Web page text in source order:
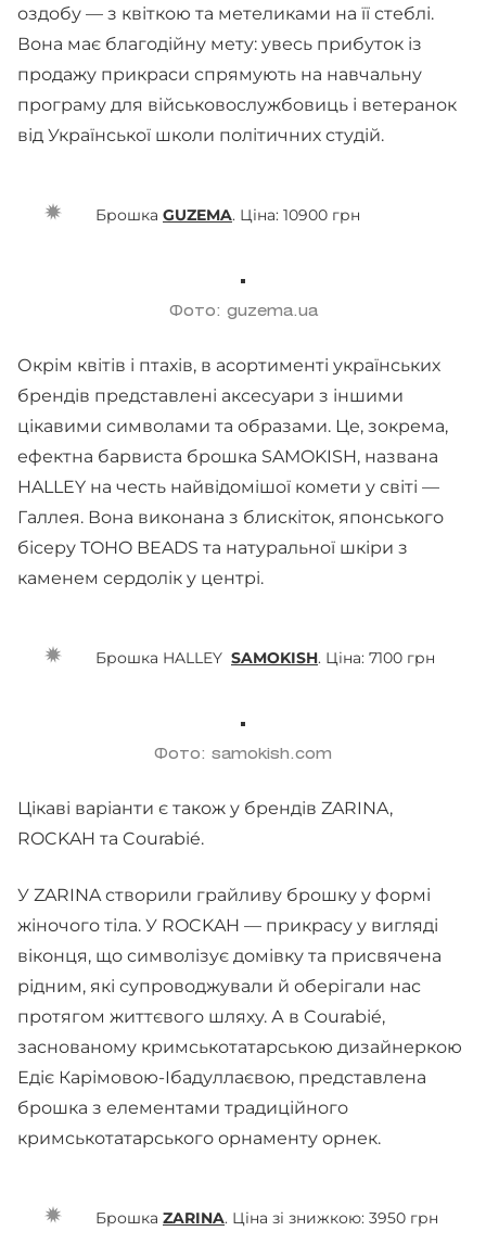
оздобу — з квіткою та метеликами на її стеблі.
Вона має благодійну мету: увесь прибуток із
продажу прикраси спрямують на навчальну
програму для військовослужбовиць і ветеранок
від Української школи політичних студій.
Брошка GUZEMA. Ціна: 10900 грн
Фото: guzema.ua
Окрім квітів і птахів, в асортименті українських
брендів представлені аксесуари з іншими
цікавими символами та образами. Це, зокрема,
ефектна барвиста брошка SAMOKISH, названа
HALLEY на честь найвідомішої комети у світі —
Галлея. Вона виконана з блискіток, японського
бісеру TOHO BEADS та натуральної шкіри з
каменем сердолік у центрі.
Брошка HALLEY SAMOKISH. Ціна: 7100 грн
Фото: samokish.com
Цікаві варіанти є також у брендів ZARINA,
ROCKAH та Courabié.
У ZARINA створили грайливу брошку у формі
жіночого тіла. У ROCKAH — прикрасу у вигляді
віконця, що символізує домівку та присвячена
рідним, які супроводжували й оберігали нас
протягом життєвого шляху. А в Courabié,
заснованому кримськотатарською дизайнеркою
Едіє Карімовою-Ібадуллаєвою, представлена
брошка з елементами традиційного
кримськотатарського орнаменту орнек.
Брошка ZARINA. Ціна зі знижкою: 3950 грн